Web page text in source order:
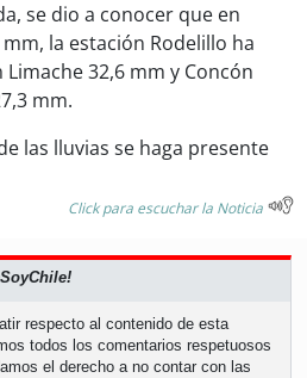
se dio a conocer que en
la estación Rodelillo ha
32,6 mm y Concón
mm.
las lluvias se haga presente
Click para escuchar la Noticia
respecto al contenido de esta
todos los comentarios respetuosos
el derecho a no contar con las